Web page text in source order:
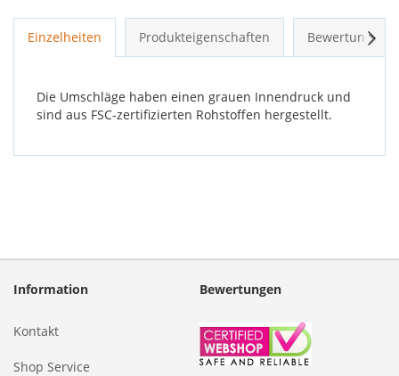
Einzelheiten Produkteigenschaften Bewertungen
Die Umschläge haben einen grauen Innendruck und
sind aus FSC-zertifizierten Rohstoffen hergestellt.
Information
Kontakt
Shop Service
Bewertungen